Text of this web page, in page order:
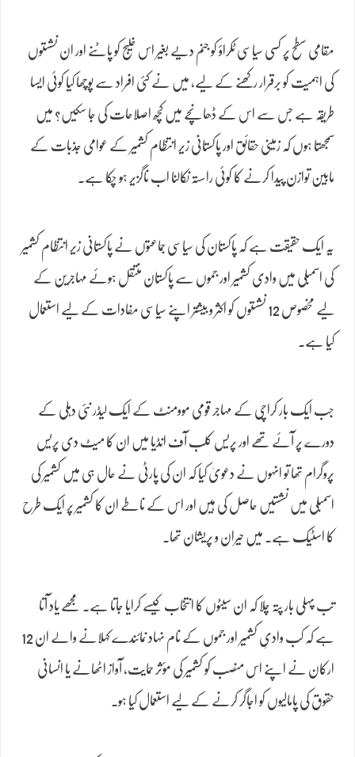
مقامی سطح پر کسی سیاسی ٹکراؤ کو جنم دیے بغیر اس خلیج کو پاٹنے اور ان نشستوں
کی اہمیت کو برقرار رکھنے کے لیے، میں نے کئی افراد سے پوچھا کیا کوئی ایسا
طریقہ ہے جس سے اس کے ڈھانچے میں کچھ اصلاحات کی جا سکیں؟ میں
سمجھتا ہوں کہ زمینی حقائق اور پاکستانی زیر انتظام کشمیر کے عوامی جذبات کے
مابین توازن پیدا کرنے کا کوئی راستہ نکالنا اب ناگزیر ہو چکا ہے۔
یہ ایک حقیقت ہے کہ پاکستان کی سیاسی جماعتوں نے پاکستانی زیر انتظام کشمیر
کی اسمبلی میں وادی کشمیر اور جموں سے پاکستان منتقل ہوئے مہاجرین کے
لیے مخصوص 12 نشستوں کو اکثر و بیشتر اپنے سیاسی مفادات کے لیے استعمال
کیا ہے۔
جب ایک بار کراچی کے مہاجر قومی موومنٹ کے ایک لیڈر نئی دہلی کے
دورے پر آئے تھے اور پریس کلب آف انڈیا میں ان کا میٹ دی پریس
پروگرام تھا تو انہوں نے دعویٰ کیا کہ ان کی پارٹی نے حال ہی میں کشمیر کی
اسمبلی میں نشستیں حاصل کی ہیں اور اس کے ناطے ان کا کشمیر پر ایک طرح
کا اسٹیک ہے۔ میں حیران و پریشان تھا۔
تب پہلی بار پتہ چلا کہ ان سیٹوں کا انتخاب کیسے کرایا جاتا ہے۔ مجھے یاد آتا
ہے کہ کب وادیِ کشمیر اور جموں کے نام نہاد نمائندے کہلانے والے ان 12
ارکان نے اپنے اس منصب کو کشمیر کی مؤثر حمایت، آواز اٹھانے یا انسانی
حقوق کی پامالیوں کو اجاگر کرنے کے لیے استعمال کیا ہو۔